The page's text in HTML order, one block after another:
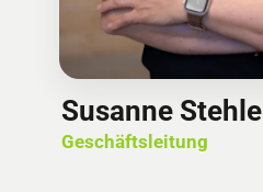
Susanne Stehle
Geschäftsleitung